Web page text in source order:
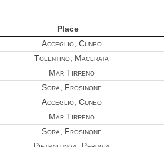
Place
Acceglio, Cuneo
Tolentino, Macerata
Mar Tirreno
Sora, Frosinone
Acceglio, Cuneo
Mar Tirreno
Sora, Frosinone